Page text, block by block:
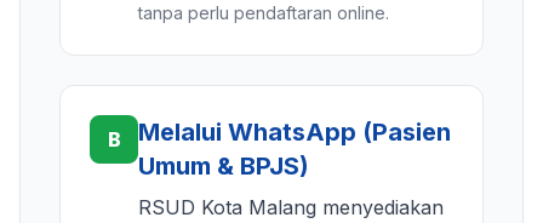
tanpa perlu pendaftaran online.
B
Melalui WhatsApp (Pasien
Umum & BPJS)
RSUD Kota Malang menyediakan